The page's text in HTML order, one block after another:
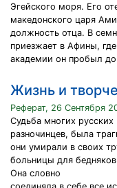
Эгейского моря. Его
македонского царя
должность отца. В
приезжает в Афины,
академии он пробыл до
Жизнь и
Реферат, 26 Сентября
Судьба многих русских
разночинцев, была
они умирали в своих
больницы для
Она словно